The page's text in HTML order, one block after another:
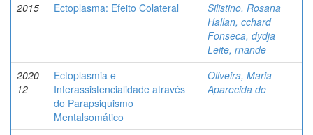
2015 Ectoplasma: Efeito Colateral
Silistino, Rosana
Hallan, cchard
Fonseca, dydja
Leite, rnande
2020-
12
Ectoplasmia e
Interassistencialidade através
do Parapsiquismo
Mentalsomático
Oliveira, Maria
Aparecida de